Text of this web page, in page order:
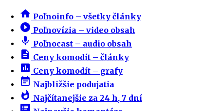
home Poľnoinfo – všetky články
play_circle_filled Poľnovízia – video obsah
mic Poľnocast – audio obsah
description Ceny komodít – články
insert_chart Ceny komodít – grafy
event_note Najbližšie podujatia
whatshot Najčítanejšie za 24 h, 7 dní
speaker_notes